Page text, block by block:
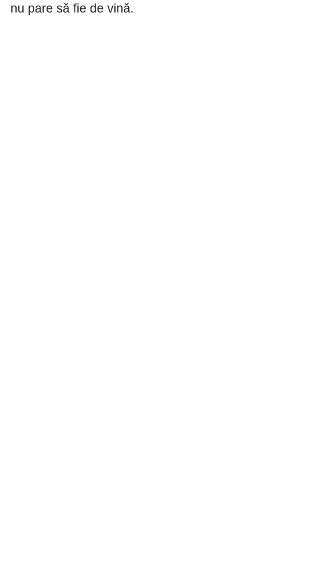
nu pare să fie de vină.